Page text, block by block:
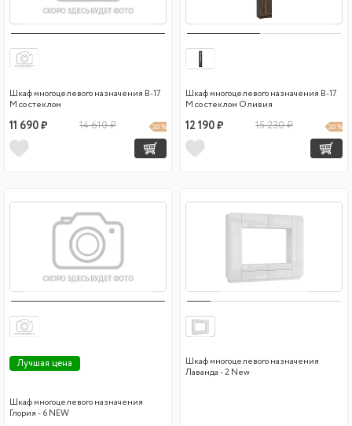
Шкаф многоцелевого назначения В-17
М со стеклом
11 690 ₽ 14 610 ₽ 20 %
Шкаф многоцелевого назначения В-17
М со стеклом Оливия
12 190 ₽ 15 230 ₽ 20 %
Лучшая цена
Шкаф многоцелевого назначения
Глория - 6 NEW
Шкаф многоцелевого назначения
Лаванда - 2 New